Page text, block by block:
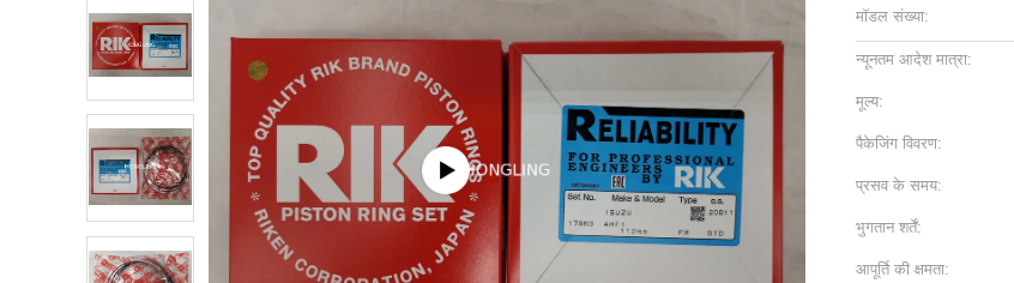
मॉडल संख्या:
न्यूनतम आदेश मात्रा:
मूल्य:
पैकेजिंग विवरण:
प्रसव के समय:
भुगतान शर्तें:
आपूर्ति की क्षमता: